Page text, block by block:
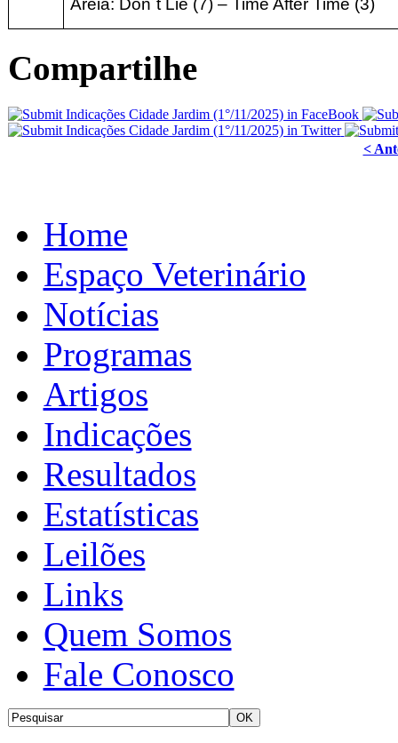
Compartilhe
<
Home
Espaço Veterinário
Notícias
Programas
Artigos
Indicações
Resultados
Estatísticas
Leilões
Links
Quem Somos
Fale Conosco